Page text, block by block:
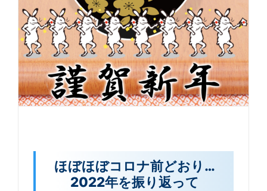
ほぼほぼコロナ前どおり…
2022年を振り返って